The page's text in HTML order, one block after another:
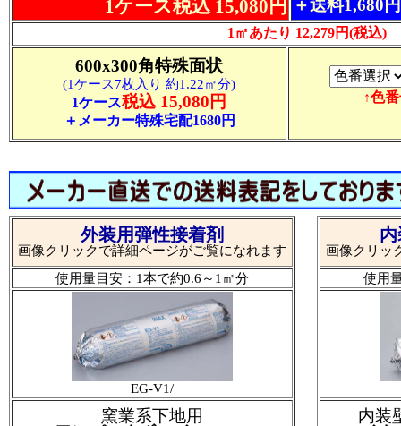
画像クリッ
使用
内装
外装用弾性接着剤
画像クリックで詳細ページがご覧になれます
使用量目安：1本で約0.6～1㎡分
EG-V1/
窯業系下地用
1ケース税込 15,080円 ＋送料1,680
1㎡あたり 12,279円(税込)
600x300角特殊面状
(1ケース7枚入り 約1.22㎡分)
1ケース税込 15,080円
＋メーカー特殊宅配1680円
↑色